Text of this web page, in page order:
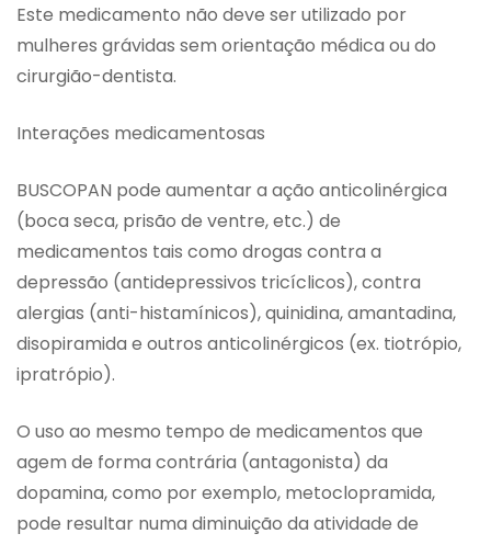
Este medicamento não deve ser utilizado por
mulheres grávidas sem orientação médica ou do
cirurgião-dentista.
Interações medicamentosas
BUSCOPAN pode aumentar a ação anticolinérgica
(boca seca, prisão de ventre, etc.) de
medicamentos tais como drogas contra a
depressão (antidepressivos tricíclicos), contra
alergias (anti-histamínicos), quinidina, amantadina,
disopiramida e outros anticolinérgicos (ex. tiotrópio,
ipratrópio).
O uso ao mesmo tempo de medicamentos que
agem de forma contrária (antagonista) da
dopamina, como por exemplo, metoclopramida,
pode resultar numa diminuição da atividade de